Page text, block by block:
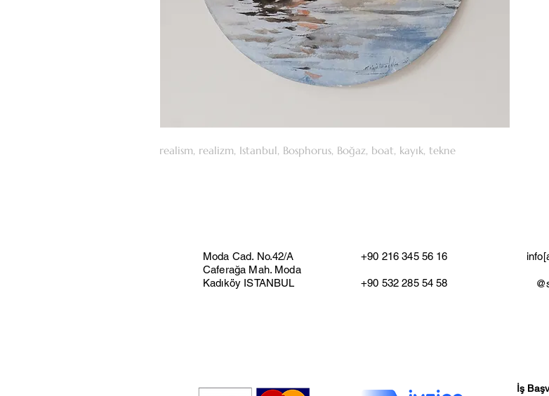
realism, realizm, Istanbul, Bosphorus, Boğaz, boat, kayık, tekne
Moda Cad. No.42/A
Caferağa Mah. Moda
Kadıköy ISTANBUL
+90 216 345 56 16
+90 532 285 54 58
İş